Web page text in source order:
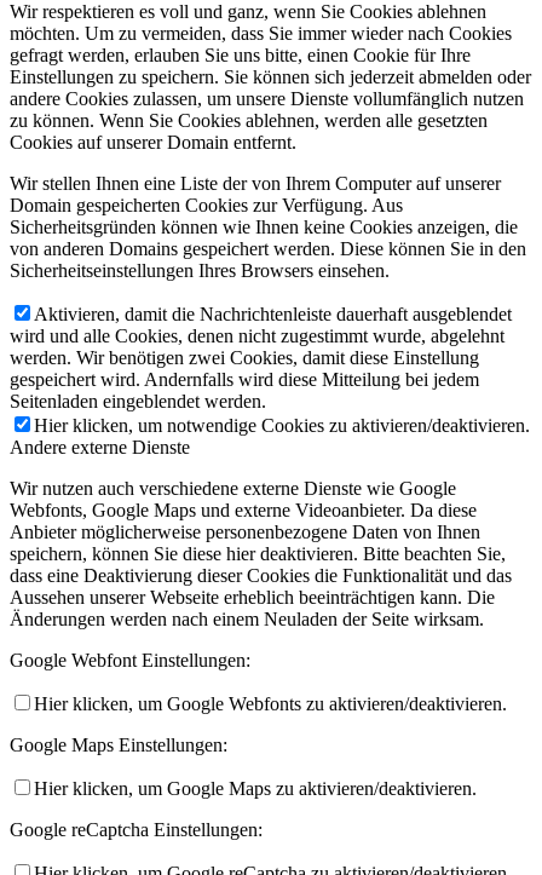
Wir respektieren es voll und ganz, wenn Sie Cookies ablehnen
möchten. Um zu vermeiden, dass Sie immer wieder nach Cookies
gefragt werden, erlauben Sie uns bitte, einen Cookie für Ihre
Einstellungen zu speichern. Sie können sich jederzeit abmelden oder
andere Cookies zulassen, um unsere Dienste vollumfänglich nutzen
zu können. Wenn Sie Cookies ablehnen, werden alle gesetzten
Cookies auf unserer Domain entfernt.
Wir stellen Ihnen eine Liste der von Ihrem Computer auf unserer
Domain gespeicherten Cookies zur Verfügung. Aus
Sicherheitsgründen können wie Ihnen keine Cookies anzeigen, die
von anderen Domains gespeichert werden. Diese können Sie in den
Sicherheitseinstellungen Ihres Browsers einsehen.
Aktivieren, damit die Nachrichtenleiste dauerhaft ausgeblendet
wird und alle Cookies, denen nicht zugestimmt wurde, abgelehnt
werden. Wir benötigen zwei Cookies, damit diese Einstellung
gespeichert wird. Andernfalls wird diese Mitteilung bei jedem
Seitenladen eingeblendet werden.
Hier klicken, um notwendige Cookies zu aktivieren/deaktivieren.
Andere externe Dienste
Wir nutzen auch verschiedene externe Dienste wie Google
Webfonts, Google Maps und externe Videoanbieter. Da diese
Anbieter möglicherweise personenbezogene Daten von Ihnen
speichern, können Sie diese hier deaktivieren. Bitte beachten Sie,
dass eine Deaktivierung dieser Cookies die Funktionalität und das
Aussehen unserer Webseite erheblich beeinträchtigen kann. Die
Änderungen werden nach einem Neuladen der Seite wirksam.
Google Webfont Einstellungen:
Hier klicken, um Google Webfonts zu aktivieren/deaktivieren.
Google Maps Einstellungen:
Hier klicken, um Google Maps zu aktivieren/deaktivieren.
Google reCaptcha Einstellungen: